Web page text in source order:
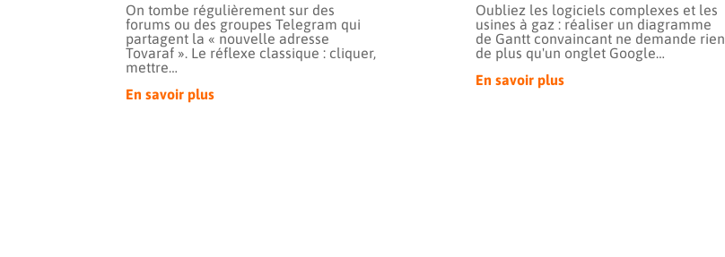
On tombe régulièrement sur des
forums ou des groupes Telegram qui
partagent la « nouvelle adresse
Tovaraf ». Le réflexe classique : cliquer,
mettre
En savoir plus
Oubliez les logiciels complexes et les
usines à gaz : réaliser un diagramme
de Gantt convaincant ne demande rien
de plus qu'un onglet Google
En savoir plus